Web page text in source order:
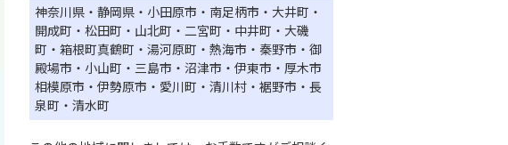
神奈川県・静岡県・小田原市・南足柄市・大井町・
開成町・松田町・山北町・二宮町・中井町・大磯
町・箱根町真鶴町・湯河原町・熱海市・秦野市・御
殿場市・小山町・三島市・沼津市・伊東市・厚木市
相模原市・伊勢原市・愛川町・清川村・裾野市・長
泉町・清水町